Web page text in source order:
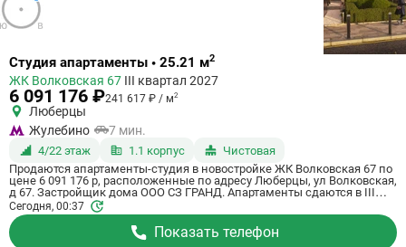
Ссылка
квартиру
Студия апартаменты • 25.21 м2
ЖК Волковская 67 III квартал 2027
6 091 176 ₽241 617 ₽ / м2
Люберцы
Жулебино
7 мин.
4/22 этаж 1.1 корпус
Чистовая
Продаются апартаменты-студия в новостройке ЖК Волковская 67 по
цене 6 091 176 р, расположенные по адресу Люберцы, ул Волковская,
д 67. Застройщик дома ООО СЗ ГРАНД. Апартаменты сдаются в III
квартале 2027 года с чистовой отделкой, в 20 минутах на машине от
метро Некрасовка. Общая площадь апартаментов - 25.21 м². Этаж 4
из 21. ID апартаментов на СтройкиРУ 725060, сообщите его когда
будете звонить.
Сегодня, 00:37
Показать телефон